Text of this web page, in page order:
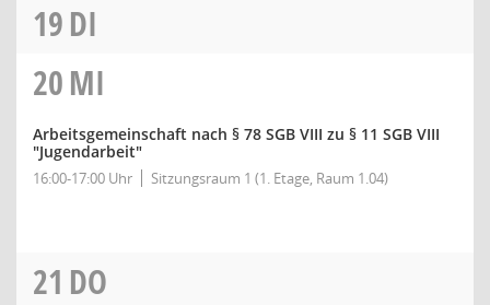
19DI
20MI
Arbeitsgemeinschaft nach § 78 SGB VIII zu § 11 SGB VIII
"Jugendarbeit"
16:00-17:00 Uhr Sitzungsraum 1 (1. Etage, Raum 1.04)
21 DO